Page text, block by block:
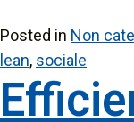
Posted in Non
lean, sociale